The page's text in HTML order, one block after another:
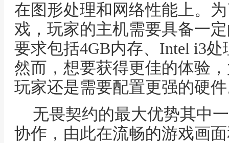
在图形处理和网络性能上。
戏，玩家的主机需要具备一
要求包括4GB内存、Intel i3
然而，想要获得更佳的体验
玩家还是需要配置更强的硬
无畏契约的最大优势其中
协作，由此在流畅的游戏画